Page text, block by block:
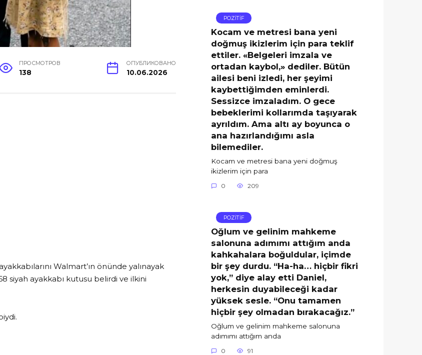
ПРОСМОТРОВ
138
ОПУБЛИКОВАНО
10.06.2026
Walmart’ın önünde yalınayak
siyah ayakkabı kutusu belirdi ve ilkini
POZİTİF
Kocam ve metresi bana yeni
doğmuş ikizlerim için para teklif
ettiler. «Belgeleri imzala ve
ortadan kaybol,» dediler. Bütün
ailesi beni izledi, her şeyimi
kaybettiğimden eminlerdi.
Sessizce imzaladım. O gece
bebeklerimi kollarımda taşıyarak
ayrıldım. Ama altı ay boyunca o
ana hazırlandığımı asla
bilemediler.
Kocam ve metresi bana yeni doğmuş
ikizlerim için para
0 209
POZİTİF
Oğlum ve gelinim mahkeme
salonuna adımımı attığım anda
kahkahalara boğuldular, içimde
bir şey durdu. “Ha-ha… hiçbir fikri
yok,” diye alay etti Daniel,
herkesin duyabileceği kadar
yüksek sesle. “Onu tamamen
hiçbir şey olmadan bırakacağız.”
Oğlum ve gelinim mahkeme salonuna
adımımı attığım anda
0 91